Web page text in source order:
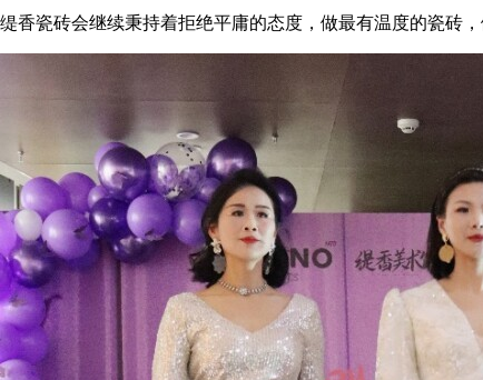
缇香瓷砖会继续秉持着拒绝平庸的态度，做最有温度的瓷砖